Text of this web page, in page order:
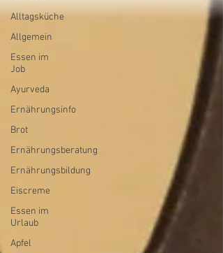
Alltagsküche
Allgemein
Essen im
Job
Ayurveda
Ernährungsinfo
Brot
Ernährungsberatung
Ernährungsbildung
Eiscreme
Essen im
Urlaub
Apfel